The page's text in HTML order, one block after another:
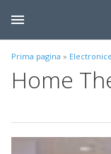
Prima pagina » Electronice
Home